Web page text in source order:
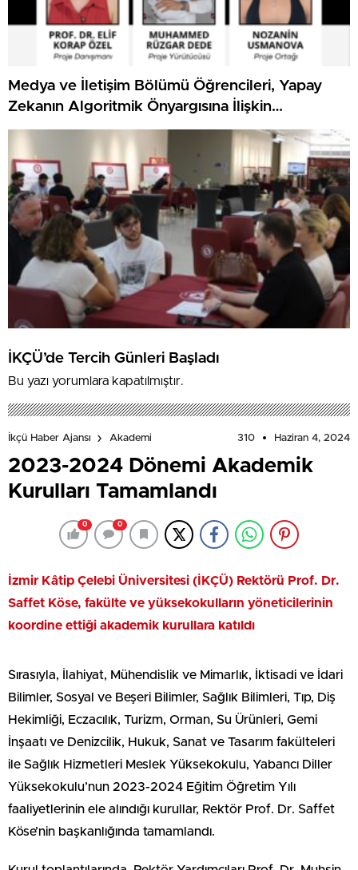
Medya ve İletişim Bölümü Öğrencileri, Yapay
Zekanın Algoritmik Önyargısına İlişkin
Farkındalık Düzeylerini Araştıracak
İKÇÜ’de Tercih Günleri Başladı
Bu yazı yorumlara kapatılmıştır.
İkçü Haber Ajansı Akademi 310 Haziran 4, 2024
2023-2024 Dönemi Akademik
Kurulları Tamamlandı
0 0
İzmir Kâtip Çelebi Üniversitesi (İKÇÜ) Rektörü Prof. Dr.
Saffet Köse, fakülte ve yüksekokulların yöneticilerinin
koordine ettiği akademik kurullara katıldı
Sırasıyla, İlahiyat, Mühendislik ve Mimarlık, İktisadi ve İdari
Bilimler, Sosyal ve Beşeri Bilimler, Sağlık Bilimleri, Tıp, Diş
Hekimliği, Eczacılık, Turizm, Orman, Su Ürünleri, Gemi
İnşaatı ve Denizcilik, Hukuk, Sanat ve Tasarım fakülteleri
ile Sağlık Hizmetleri Meslek Yüksekokulu, Yabancı Diller
Yüksekokulu’nun 2023-2024 Eğitim Öğretim Yılı
faaliyetlerinin ele alındığı kurullar, Rektör Prof. Dr. Saffet
Köse’nin başkanlığında tamamlandı.